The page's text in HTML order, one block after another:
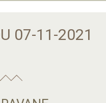
07-11-2021